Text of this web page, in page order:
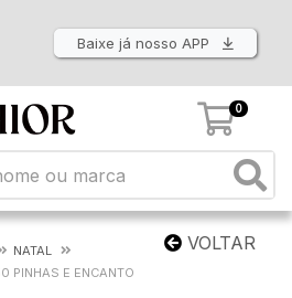
Baixe já nosso APP
0
VOLTAR
NATAL
PINHAS E ENCANTO